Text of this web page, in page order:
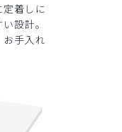
着しに
設計。
手入れ